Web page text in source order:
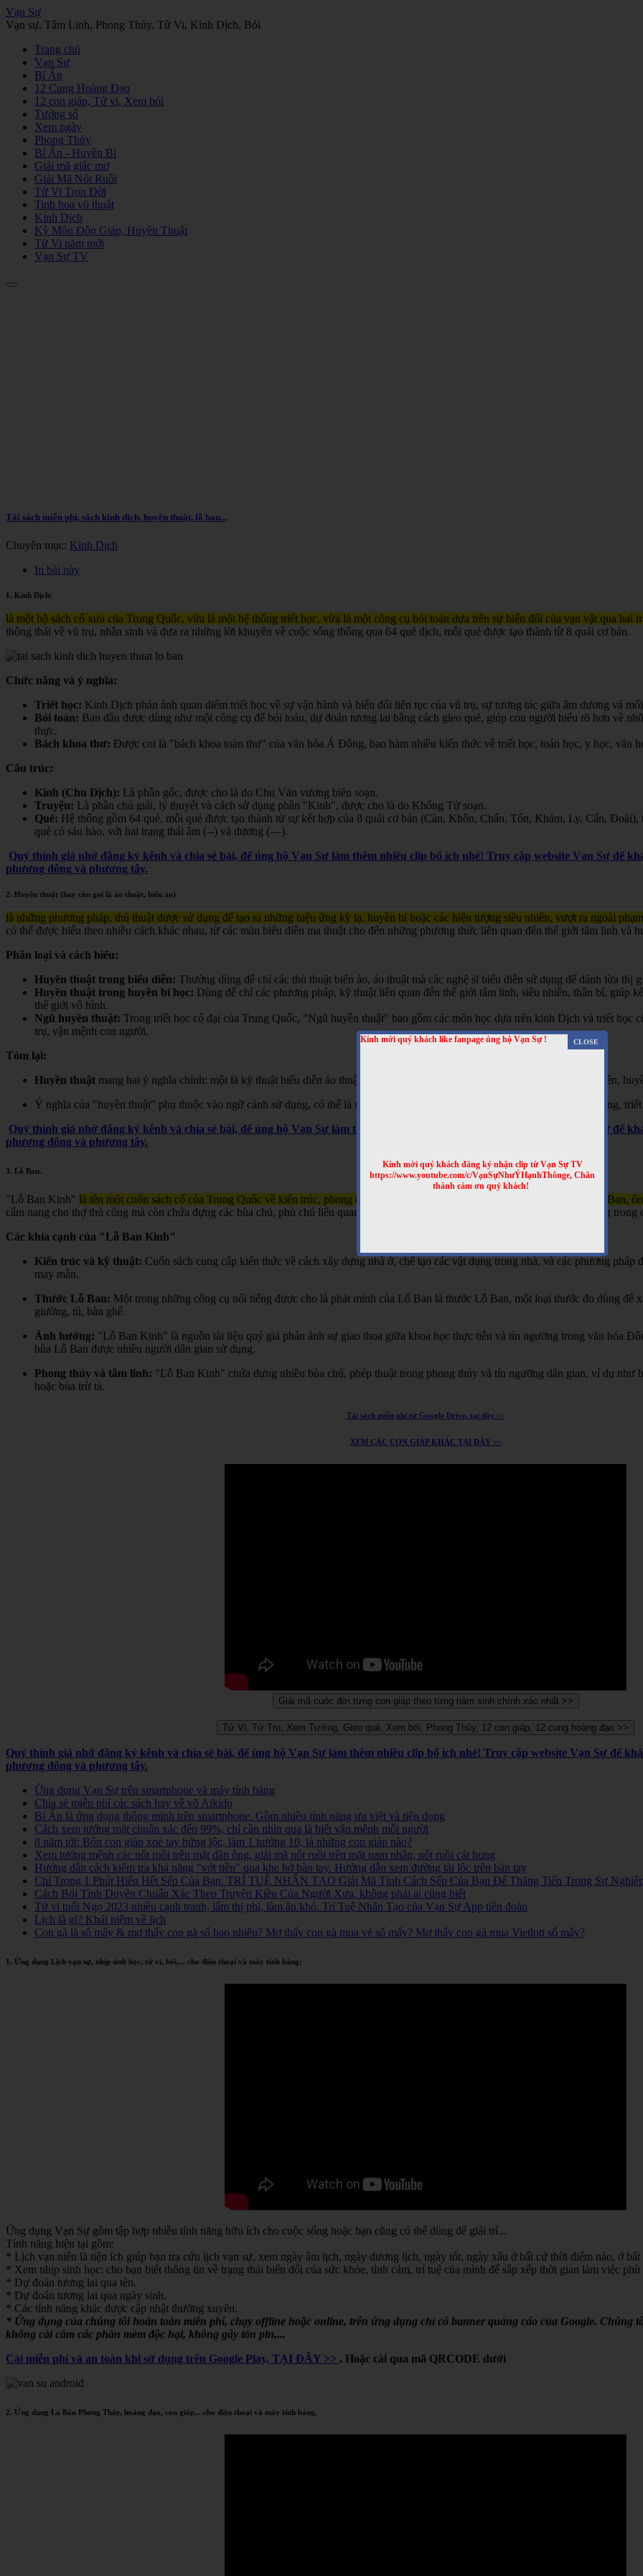
Kính mời quý khách like fanpage ủng hộ Vạn Sự !
Kính mời quý khách đăng ký nhận clip từ Vạn Sự TV
https://www.youtube.com/c/VạnSựNhưÝHạnhThônge, Chân
thành cảm ơn quý khách!
Vạn Sự
Vạn sự, Tâm Linh, Phong Thủy, Tử Vi, Kinh Dịch, Bói
Trang chủ
Vạn Sự
Bí Ẩn
12 Cung Hoàng Đạo
12 con giáp, Tử vi, Xem bói
Tướng số
Xem ngày
Phong Thủy
Bí Ẩn - Huyền Bí
Giải mã giấc mơ
Giải Mã Nốt Ruồi
Tử Vi Trọn Đời
Tinh hoa võ thuật
Kinh Dịch
Kỳ Môn Độn Giáp, Huyền Thuật
Tử Vi năm mới
Vạn Sự TV
Tải sách miễn phí, sách kinh dịch, huyền thuật, lỗ ban...
Chuyên mục: Kinh Dịch
In bài này
1. Kinh Dịch:
là một bộ sách cổ xưa của Trung Quốc, vừa là một hệ thống triết học, vừa là một công cụ bói toán dựa trên sự biến đổi của vạn vật qua hai
thông thái về vũ trụ, nhân sinh và đưa ra những lời khuyên về cuộc sống thông qua 64 quẻ dịch, mỗi quẻ được tạo thành từ 8 quái cơ bản.
Chức năng và ý nghĩa:
Triết học: Kinh Dịch phản ánh quan điểm triết học về sự vận hành và biến đổi liên tục của vũ trụ, sự tương tác giữa âm dương và
Bói toán: Ban đầu được dùng như một công cụ để bói toán, dự đoán tương lai bằng cách gieo quẻ, giúp con người hiểu rõ hơn về
thực.
Bách khoa thư: Được coi là "bách khoa toàn thư" của văn hóa Á Đông, bao hàm nhiều kiến thức về triết học, toán học, y học, văn
Cấu trúc:
Kinh (Chu Dịch): Là phần gốc, được cho là do Chu Văn vương biên soạn.
Truyện: Là phần chú giải, lý thuyết và cách sử dụng phần "Kinh", được cho là do Khổng Tử soạn.
Quẻ: Hệ thống gồm 64 quẻ, mỗi quẻ được tạo thành từ sự kết hợp của 8 quái cơ bản (Càn, Khôn, Chấn, Tốn, Khảm, Ly, Cấn,
quẻ có sáu hào, với hai trạng thái âm (--) và dương (—).
Quý thính giả nhớ đăng ký kênh và chia sẻ bài, để ủng hộ Vạn Sự làm thêm nhiều clip bổ ích nhé! Truy cập website Vạn Sự để
phương đông và phương tây.
2. Huyền thuật (hay còn gọi là ảo thuật, biến ảo)
là những phương pháp, thủ thuật được sử dụng để tạo ra những hiệu ứng kỳ lạ, huyền bí hoặc các hiện tượng siêu nhiên, vượt ra ngoài
có thể được hiểu theo nhiều cách khác nhau, từ các màn biểu diễn ma thuật cho đến những phương thức liên quan đến thế giới tâm linh và
Phân loại và cách hiểu:
Huyền thuật trong biểu diễn: Thường dùng để chỉ các thủ thuật biến ảo, ảo thuật mà các nghệ sĩ biểu diễn sử dụng để đánh lừa thị
Huyền thuật trong huyền bí học: Dùng để chỉ các phương pháp, kỹ thuật liên quan đến thế giới tâm linh, siêu nhiên, thần bí, giúp
thế giới vô hình.
Ngũ huyền thuật: Trong triết học cổ đại của Trung Quốc, "Ngũ huyền thuật" bao gồm các môn học dựa trên kinh Dịch và triết học
trụ, vận mệnh con người.
Tóm lại:
Huyền thuật mang hai ý nghĩa chính: một là kỹ thuật biểu diễn ảo thuật, hai là phương pháp giải thích các hiện tượng siêu nhiên,
Ý nghĩa của "huyền thuật" phụ thuộc vào ngữ cảnh sử dụng, có thể là một hình thức giải trí hoặc là một phần của các tín ngưỡng,
Quý thính giả nhớ đăng ký kênh và chia sẻ bài, để ủng hộ Vạn Sự làm thêm nhiều clip bổ ích nhé! Truy cập website Vạn Sự để
phương đông và phương tây.
3. Lỗ Ban.
"Lỗ Ban Kinh" là tên một cuốn sách cổ của Trung Quốc về kiến trúc, phong thủy và kỹ thuật xây dựng, gắn liền với tên tuổi của Lỗ Ban,
cẩm nang cho thợ thủ công mà còn chứa đựng các bùa chú, phù chú liên quan đến việc xây nhà, làm đồ đạc, và đôi khi được sử dụng
Các khía cạnh của "Lỗ Ban Kinh"
Kiến trúc và kỹ thuật: Cuốn sách cung cấp kiến thức về cách xây dựng nhà ở, chế tạo các vật dụng trong nhà, và các phương
may mắn.
Thước Lỗ Ban: Một trong những công cụ nổi tiếng được cho là phát minh của Lỗ Ban là thước Lỗ Ban, một loại thước đo dùng để
giường, tủ, bàn ghế.
Ảnh hưởng: "Lỗ Ban Kinh" là nguồn tài liệu quý giá phản ánh sự giao thoa giữa khoa học thực tiễn và tín ngưỡng trong văn hóa
bùa Lỗ Ban được nhiều người dân gian sử dụng.
Phong thủy và tâm linh: "Lỗ Ban Kinh" chứa đựng nhiều bùa chú, phép thuật trong phong thủy và tín ngưỡng dân gian, ví dụ như
hoặc bùa trừ tà.
Tải sách miễn phí từ Google Drive, tại đây >>
XEM CÁC CON GIÁP KHÁC TẠI ĐÂY >>
Quý thính giả nhớ đăng ký kênh và chia sẻ bài, để ủng hộ Vạn Sự làm thêm nhiều clip bổ ích nhé! Truy cập website Vạn Sự để
phương đông và phương tây.
Ứng dụng Vạn Sự trên smartphone và máy tính bảng
Chia sẻ miễn phí các sách hay về võ Aikido
Bí Ẩn là ứng dụng thông minh trên smartphone. Gồm nhiều tính năng ưu việt và tiện dụng
Cách xem tướng mặt chuẩn xác đến 99%, chỉ cần nhìn qua là biết vận mệnh mỗi người
8 năm tới: Bốn con giáp xoè tay hứng lộc, làm 1 hưởng 10, là những con giáp nào?
Xem tướng mệnh các nốt ruồi trên mặt đàn ông, giải mã nốt ruồi trên mặt nam nhân, nốt ruồi cát hung
Hướng dẫn cách kiểm tra khả năng "vớt tiền" qua khe hở bàn tay. Hướng dẫn xem đường tài lộc trên bàn tay
Chỉ Trong 1 Phút Hiểu Hết Sếp Của Bạn. TRÍ TUỆ NHÂN TẠO Giải Mã Tính Cách Sếp Của Bạn Để Thăng Tiến Trong Sự Nghiệp
Cách Bói Tình Duyên Chuẩn Xác Theo Truyện Kiều Của Người Xưa, không phải ai cũng biết
Tử vi tuổi Ngọ 2023 nhiều cạnh tranh, lắm thị phi, làm ăn khó. Trí Tuệ Nhân Tạo của Vạn Sự App tiên đoán
Lịch là gì? Khái niệm về lịch
Con gà là số mấy & mơ thấy con gà số bao nhiêu? Mơ thấy con gà mua vé số mấy? Mơ thấy con gà mua Vietlott số mấy?
1. Ứng dụng Lịch vạn sự, nhịp sinh học, tử vi, bói,... cho điện thoại và máy tính bảng:
Ứng dụng Vạn Sự gồm tập hợp nhiều tính năng hữu ích cho cuộc sống hoặc bạn cũng có thể dùng để giải trí...
Tính năng hiện tại gồm:
* Lịch vạn niên là tiện ích giúp bạn tra cứu lịch vạn sự, xem ngày âm lịch, ngày dương lịch, ngày tốt, ngày xấu ở bất cứ thời điểm nào, ở bất
* Xem nhịp sinh học: cho bạn biết thông tin về trạng thái biến đổi của sức khỏe, tình cảm, trí tuệ của mình để sắp xếp thời gian làm việc phù
* Dự đoán tương lai qua tên.
* Dự đoán tương lai qua ngày sinh.
* Các tính năng khác được cập nhật thường xuyên.
* Ứng dụng của chúng tôi hoàn toàn miễn phí, chạy offline hoặc online, trên ứng dụng chỉ có banner quảng cáo của Google. Chúng
không cài cắm các phần mềm độc hại, không gây tốn pin,...
Cài miễn phí và an toàn khi sử dụng trên Google Play, TẠI ĐÂY >> . Hoặc cài qua mã QRCODE dưới
2. Ứng dụng La Bàn Phong Thủy, hoàng đạo, con giáp... cho điện thoại và máy tính bảng.